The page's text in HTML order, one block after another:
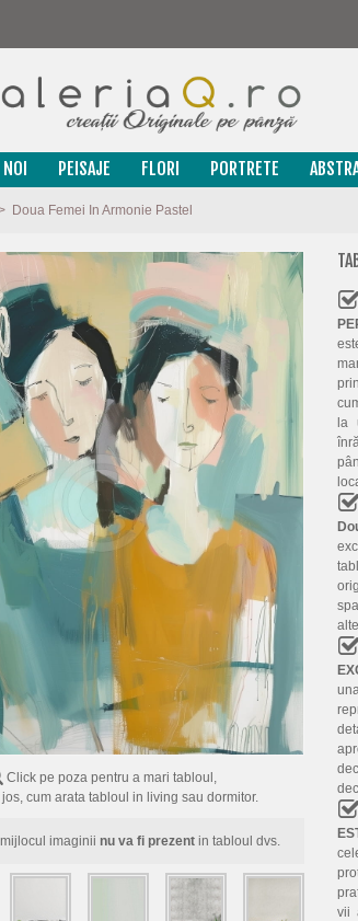
NOI PEISAJE FLORI PORTRETE
Doua Femei In Armonie Pastel
Click pe poza pentru a mari tabloul,
jos, cum arata tabloul in living sau dormitor.
imaginiinu va fi prezent in tabloul dvs.
la
vii